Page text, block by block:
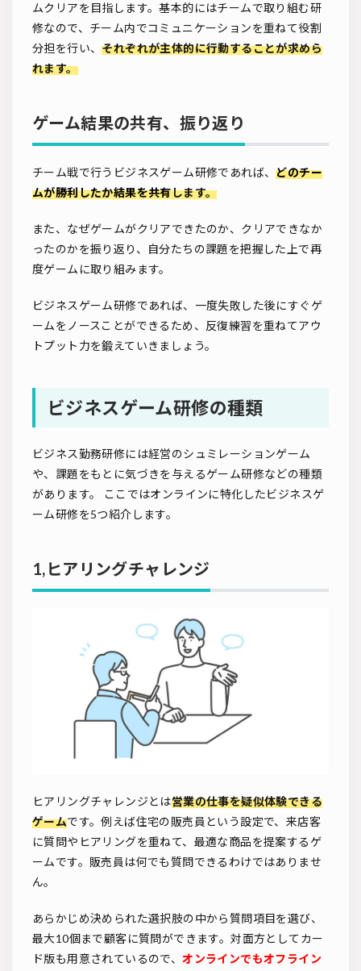
ムクリアを目指します。基本的にはチームで取り組む研
修なので、チーム内でコミュニケーションを重ねて役割
分担を行い、それぞれが主体的に行動することが求めら
れます。
ゲーム結果の共有、振り返り
チーム戦で行うビジネスゲーム研修であれば、どのチー
ムが勝利したか結果を共有します。
また、なぜゲームがクリアできたのか、クリアできなか
ったのかを振り返り、自分たちの課題を把握した上で再
度ゲームに取り組みます。
ビジネスゲーム研修であれば、一度失敗した後にすぐゲ
ームをノースことができるため、反復練習を重ねてアウ
トプット力を鍛えていきましょう。
ビジネスゲーム研修の種類
ビジネス勤務研修には経営のシュミレーションゲーム
や、課題をもとに気づきを与えるゲーム研修などの種類
があります。 ここではオンラインに特化したビジネスゲ
ーム研修を5つ紹介します。
1,ヒアリングチャレンジ
ヒアリングチャレンジとは営業の仕事を疑似体験できる
ゲームです。例えば住宅の販売員という設定で、来店客
に質問やヒアリングを重ねて、最適な商品を提案するゲ
ームです。販売員は何でも質問できるわけではありませ
ん。
あらかじめ決められた選択肢の中から質問項目を選び、
最大10個まで顧客に質問ができます。対面方としてカー
ド版も用意されているので、オンラインでもオフライン